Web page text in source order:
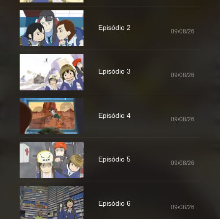
Episódio 2 09/08/26
Episódio 3 09/08/26
Episódio 4 09/08/26
Episódio 5 09/08/26
Episódio 6 09/08/26